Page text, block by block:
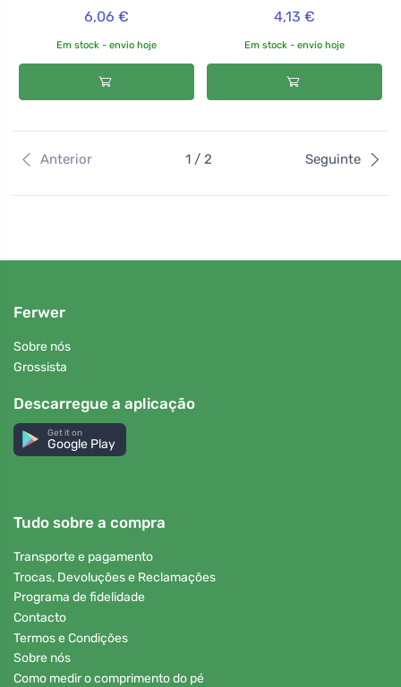
6,06 €
Em stock - envio hoje
4,13 €
Em stock - envio hoje
Anterior 1 / 2 Seguinte
Ferwer
Sobre nós
Grossista
Descarregue a aplicação
Get it on
Google Play
Tudo sobre a compra
Transporte e pagamento
Trocas, Devoluções e Reclamações
Programa de fidelidade
Contacto
Termos e Condições
Sobre nós
Como medir o comprimento do pé